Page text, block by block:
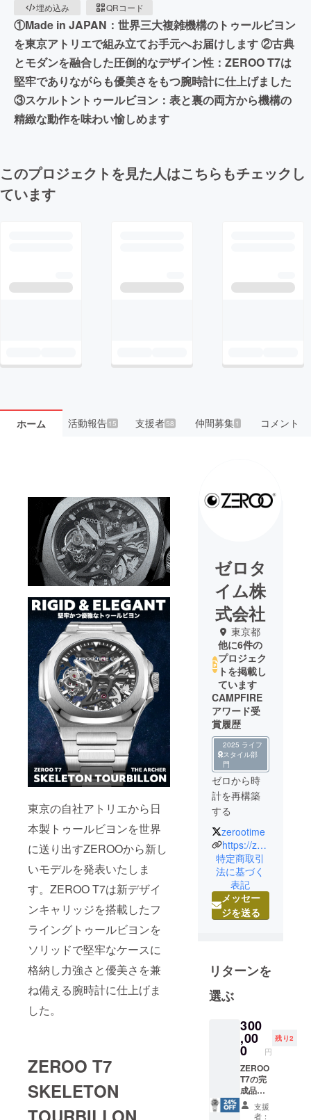
埋め込み
QRコード
①Made in JAPAN：世界三大複雑機構のトゥールビヨン
を東京アトリエで組み立てお手元へお届けします ②古典
とモダンを融合した圧倒的なデザイン性：ZEROO T7は
堅牢でありながらも優美さをもつ腕時計に仕上げました
③スケルトントゥールビヨン：表と裏の両方から機構の
精緻な動作を味わい愉しめます
このプロジェクトを見た人はこちらもチェックし
ています
ホーム 活動報告15 支援者58 仲間募集 1 コメント
東京の自社アトリエから日
本製トゥールビヨンを世界
に送り出すZEROOから新し
いモデルを発表いたしま
す。ZEROO T7は新デザイ
ンキャリッジを搭載したフ
ライングトゥールビヨンを
ソリッドで堅牢なケースに
格納し力強さと優美さを兼
ね備える腕時計に仕上げま
した。
ZEROO T7
SKELETON
ゼロタ
イム株
式会社
東京都
他に6件の
プロジェク
トを掲載し
ています
CAMPFIRE
アワード受
賞履歴
2025 ライフ
スタイル部
門
ゼロから時
計を再構築
する
今や腕時計
というアイ
テムは、時
間を確認す
る道具では
なく、自己
表現するも
のに位置付
けが変わり
間を確認す
るだけな
ら、スマー
トフォン、
パソコン、
テレビ、ラ
ジオ等で精
zerootime
https://zerootime.com
特定商取引
法に基づく
表記
メッセー
ジを送る
リターンを
選ぶ
300
,00
0 円
残り2
ZEROO
T7の完
成品腕
時計を1
本 税込
支援
者：